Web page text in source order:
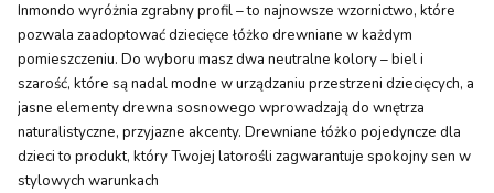
Inmondo wyróżnia zgrabny profil – to najnowsze wzornictwo, które
pozwala zaadoptować dziecięce łóżko drewniane w każdym
pomieszczeniu. Do wyboru masz dwa neutralne kolory – biel i
szarość, które są nadal modne w urządzaniu przestrzeni dziecięcych, a
jasne elementy drewna sosnowego wprowadzają do wnętrza
naturalistyczne, przyjazne akcenty. Drewniane łóżko pojedyncze dla
dzieci to produkt, który Twojej latorośli zagwarantuje spokojny sen w
stylowych warunkach